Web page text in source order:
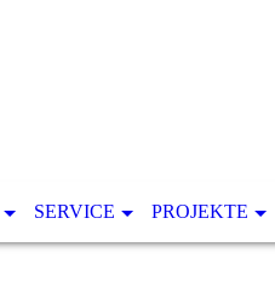
SERVICE PROJEKTE